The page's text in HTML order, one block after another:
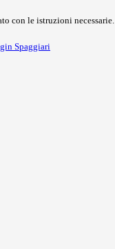
con le istruzioni necessarie.
Spaggiari